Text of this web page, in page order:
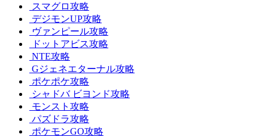
スマグロ攻略
デジモンUP攻略
ヴァンピール攻略
ドットアビス攻略
NTE攻略
Gジェネエターナル攻略
ポケポケ攻略
シャドバ ビヨンド攻略
モンスト攻略
パズドラ攻略
ポケモンGO攻略